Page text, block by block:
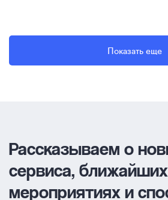
Показать еще
Рассказываем о
сервиса, ближайших
мероприятиях и